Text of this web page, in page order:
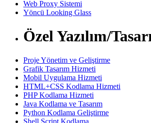
Web Proxy Sistemi
Yöncü Looking Glass
Özel Yazılım/
Proje Yönetim ve Geliştirme
Grafik Tasarım Hizmeti
Mobil Uygulama Hizmeti
HTML+CSS Kodlama Hizmeti
PHP Kodlama Hizmeti
Java Kodlama ve Tasarım
Python Kodlama Geliştirme
Shell Script Kodlama